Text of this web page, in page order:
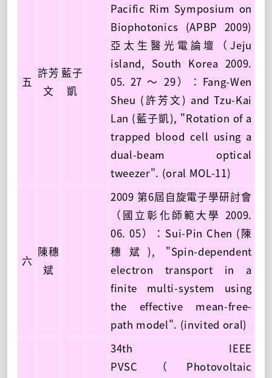
五
許芳
文
藍子
凱
Pacific Rim Symposium on
Biophotonics (APBP 2009)
亞太生醫光電論壇（Jeju
island, South Korea 2009.
05. 27 ～ 29）：Fang-Wen
Sheu (許芳文) and Tzu-Kai
Lan (藍子凱), "Rotation of a
trapped blood cell using a
dual-beam optical
tweezer". (oral MOL-11)
六
陳穗
斌
2009 第6屆自旋電子學研討會
（國立彰化師範大學 2009.
06. 05）：Sui-Pin Chen (陳
穗斌), "Spin-dependent
electron transport in a
finite multi-system using
the effective mean-free-
path model". (invited oral)
34th IEEE
PVSC（Photovoltaic